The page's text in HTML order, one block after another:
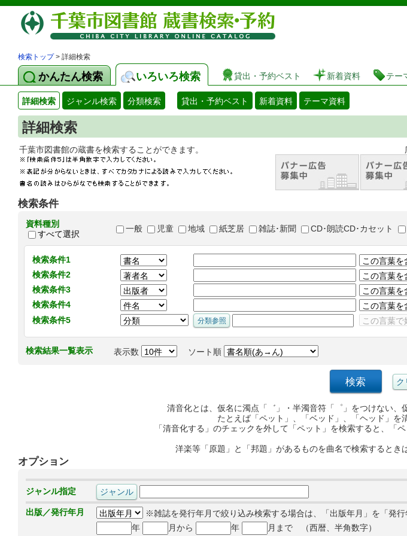
図書館 蔵書検索・予約システム
検索トップ> 詳細検索
かんたん検索 いろいろ検索 貸出・予約ベスト 新着資料 テー
詳細検索 ジャンル検索 分類検索 貸出・予約ベスト 新着資料 テーマ資料
詳細検索
千葉市図書館の蔵書を検索することができます。 広告(バナー広告等に
検索条件
資料種別
すべて選択
一般 児童 地域 紙芝居 雑誌･新聞 CD･朗読CD･カセット
検索条件1
検索条件2
検索条件3
検索条件4
検索条件5
検索結果一覧表示 表示数 ソート順
清音化とは、仮名に濁点「゛」・半濁音符「゜」をつけない、
たとえば「ペット」、「ベッド」、「ヘッド」を
「清音化する」のチェックを外して「ペット」を検索すると、「
洋楽等「原題」と「邦題」があるものを曲名で検索するとき
オプション
ジャンル指定
出版／発行年月
※雑誌を発行年月で絞り込み検索する場合は、「出版年月」を「発行
年
月から 年 月まで （西暦、半角数字）